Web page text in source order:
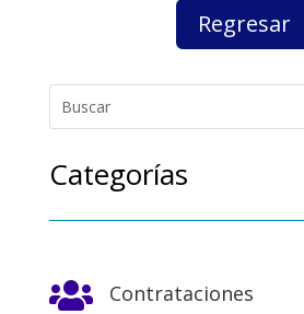
Regresar
Categorías
 Contrataciones